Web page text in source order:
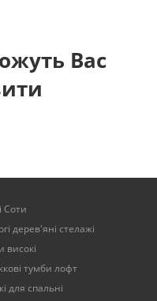
Вас
Соти
дерев'яні стелажі
високі
тумби лофт
для спальні